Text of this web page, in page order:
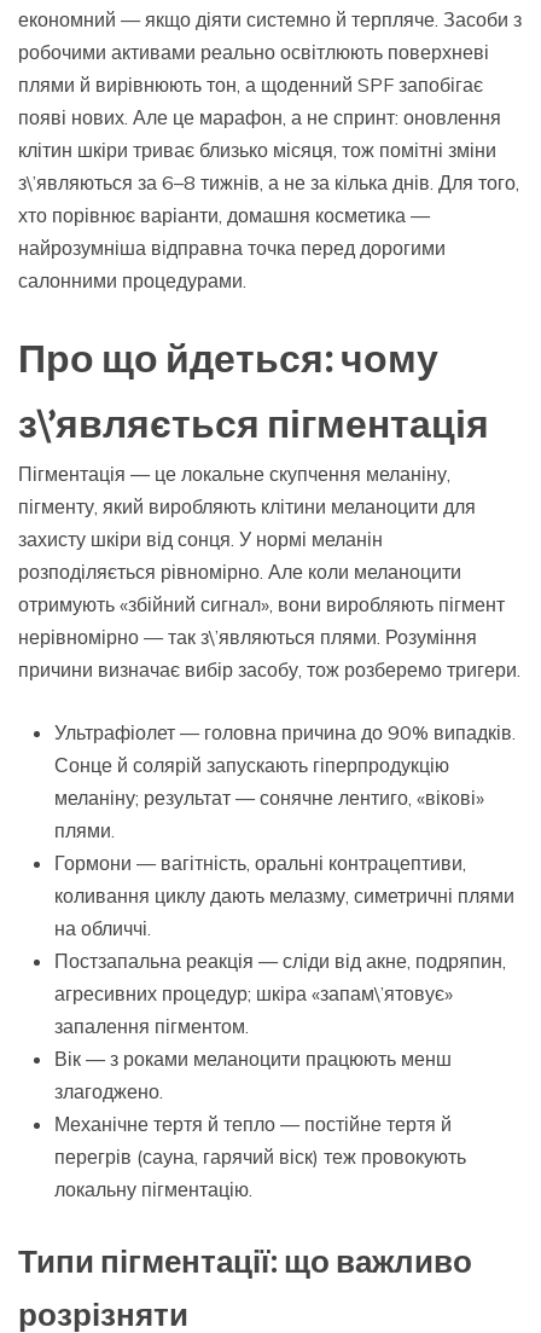
економний — якщо діяти системно й терпляче. Засоби з
робочими активами реально освітлюють поверхневі
плями й вирівнюють тон, а щоденний SPF запобігає
появі нових. Але це марафон, а не спринт: оновлення
клітин шкіри триває близько місяця, тож помітні зміни
з\’являються за 6–8 тижнів, а не за кілька днів. Для того,
хто порівнює варіанти, домашня косметика —
найрозумніша відправна точка перед дорогими
салонними процедурами.
Про що йдеться: чому
з\’являється пігментація
Пігментація — це локальне скупчення меланіну,
пігменту, який виробляють клітини меланоцити для
захисту шкіри від сонця. У нормі меланін
розподіляється рівномірно. Але коли меланоцити
отримують «збійний сигнал», вони виробляють пігмент
нерівномірно — так з\’являються плями. Розуміння
причини визначає вибір засобу, тож розберемо тригери.
Ультрафіолет — головна причина до 90% випадків.
Сонце й солярій запускають гіперпродукцію
меланіну; результат — сонячне лентиго, «вікові»
плями.
Гормони — вагітність, оральні контрацептиви,
коливання циклу дають мелазму, симетричні плями
на обличчі.
Постзапальна реакція — сліди від акне, подряпин,
агресивних процедур; шкіра «запам\’ятовує»
запалення пігментом.
Вік — з роками меланоцити працюють менш
злагоджено.
Механічне тертя й тепло — постійне тертя й
перегрів (сауна, гарячий віск) теж провокують
локальну пігментацію.
Типи пігментації: що важливо
розрізняти